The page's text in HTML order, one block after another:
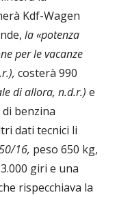
Kdf-Wagen
la «potenza
ne per le vacanze
costerà 990
di allora, n.d.r.) e
benzina
dati tecnici li
16, peso 650 kg,
giri e una
rispecchiava la